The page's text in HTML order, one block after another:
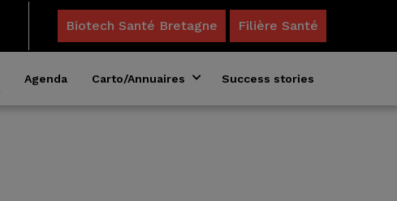
Biotech Santé Bretagne Filière Santé
Agenda Carto/Annuaires Success stories